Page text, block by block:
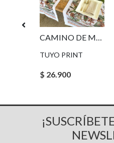
CAMINO DE MESA EL KONGO
TUYO PRINT
$ 26.900